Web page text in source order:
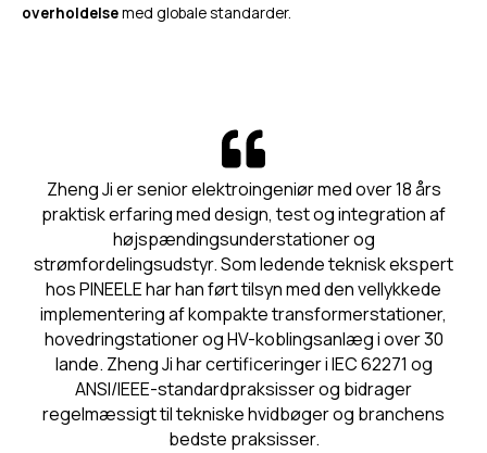
overholdelsemed globale standarder.
Zheng Ji er senior elektroingeniør med over 18 års
praktisk erfaring med design, test og integration af
højspændingsunderstationer og
strømfordelingsudstyr. Som ledende teknisk ekspert
hos PINEELE har han ført tilsyn med den vellykkede
implementering af kompakte transformerstationer,
hovedringstationer og HV-koblingsanlæg i over 30
lande. Zheng Ji har certificeringer i IEC 62271 og
ANSI/IEEE-standardpraksisser og bidrager
regelmæssigt til tekniske hvidbøger og branchens
bedste praksisser.